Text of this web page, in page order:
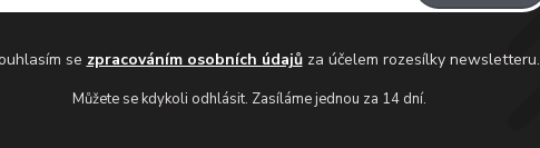
se zpracováním osobních údajůza účelem rozesílky newsletteru.
Můžete se kdykoli odhlásit. Zasíláme jednou za 14 dní.